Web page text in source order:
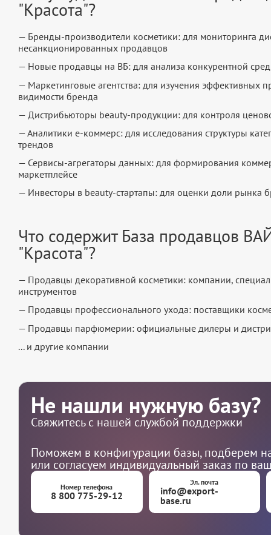
"Красота"?
— Бренды-производители косметики: для мониторинга
несанкционированных продавцов
— Новые продавцы на ВБ: для анализа конкурентной
— Маркетинговые агентства: для изучения эффективных
видимости бренда
— Дистрибьюторы beauty-продукции: для контроля
— Аналитики е-коммерс: для исследования структуры
трендов
— Сервисы-агрегаторы данных: для формирования
маркетплейсе
— Инвесторы в beauty-стартапы: для оценки доли рынка
Что содержит База продавцов
"Красота"?
— Продавцы декоративной косметики: компании,
инструментов
— Продавцы профессионального ухода: поставщики
— Продавцы парфюмерии: официальные дилеры и
... и другие компании
Не нашли нужную базу?
Свяжитесь с нашей службой поддержки
Поможем в конфигурации базы, подберем
или согласуем индивидуальный заказ по
Номер телефона
8 800 775-29-12
Эл. почта
info@export-
base.ru